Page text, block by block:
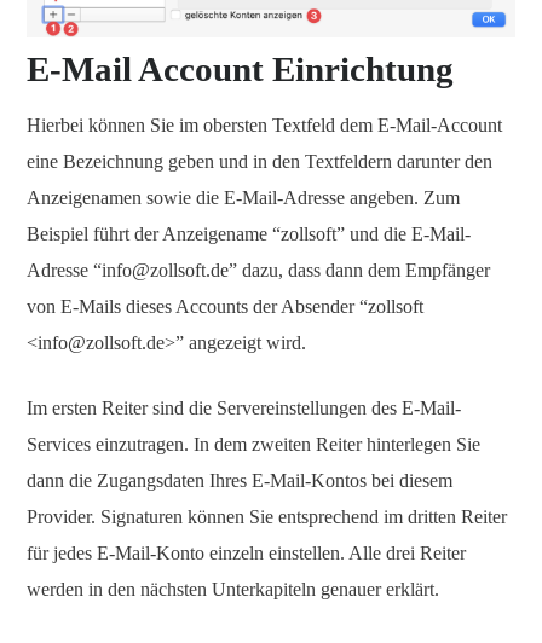
E-Mail Account Einrichtung
Hierbei können Sie im obersten Textfeld dem E-Mail-Account
eine Bezeichnung geben und in den Textfeldern darunter den
Anzeigenamen sowie die E-Mail-Adresse angeben. Zum
Beispiel führt der Anzeigename “zollsoft” und die E-Mail-
Adresse “info@zollsoft.de” dazu, dass dann dem Empfänger
von E-Mails dieses Accounts der Absender “zollsoft
<info@zollsoft.de>” angezeigt wird.
Im ersten Reiter sind die Servereinstellungen des E-Mail-
Services einzutragen. In dem zweiten Reiter hinterlegen Sie
dann die Zugangsdaten Ihres E-Mail-Kontos bei diesem
Provider. Signaturen können Sie entsprechend im dritten Reiter
für jedes E-Mail-Konto einzeln einstellen. Alle drei Reiter
werden in den nächsten Unterkapiteln genauer erklärt.